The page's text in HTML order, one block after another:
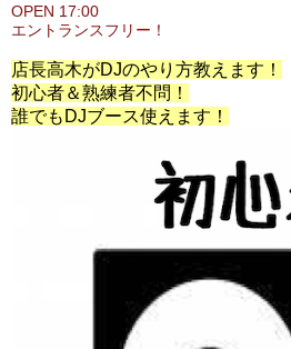
OPEN 17:00
エントランスフリー！
店長高木がDJのやり方教えます！
初心者＆熟練者不問！
誰でもDJブース使えます！